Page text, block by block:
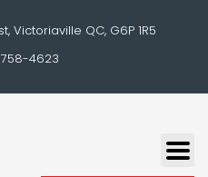
Victoriaville QC, G6P 1R5
758-4623